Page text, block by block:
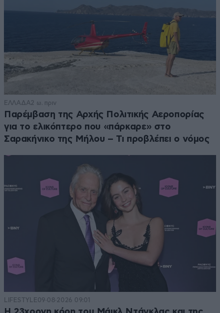
ΕΛΛΑΔΑ2 ω. πριν
Παρέμβαση της Αρχής Πολιτικής Αεροπορίας
για το ελικόπτερο που «πάρκαρε» στο
Σαρακήνικο της Μήλου – Τι προβλέπει ο νόμος
LIFESTYLE09·08·2026 09:01